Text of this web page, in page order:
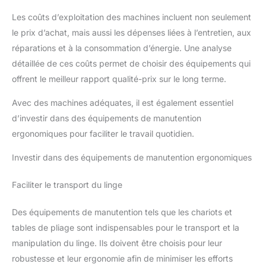
Les coûts d’exploitation des machines incluent non seulement
le prix d’achat, mais aussi les dépenses liées à l’entretien, aux
réparations et à la consommation d’énergie. Une analyse
détaillée de ces coûts permet de choisir des équipements qui
offrent le meilleur rapport qualité-prix sur le long terme.
Avec des machines adéquates, il est également essentiel
d’investir dans des équipements de manutention
ergonomiques pour faciliter le travail quotidien.
Investir dans des équipements de manutention ergonomiques
Faciliter le transport du linge
Des équipements de manutention tels que les chariots et
tables de pliage sont indispensables pour le transport et la
manipulation du linge. Ils doivent être choisis pour leur
robustesse et leur ergonomie afin de minimiser les efforts